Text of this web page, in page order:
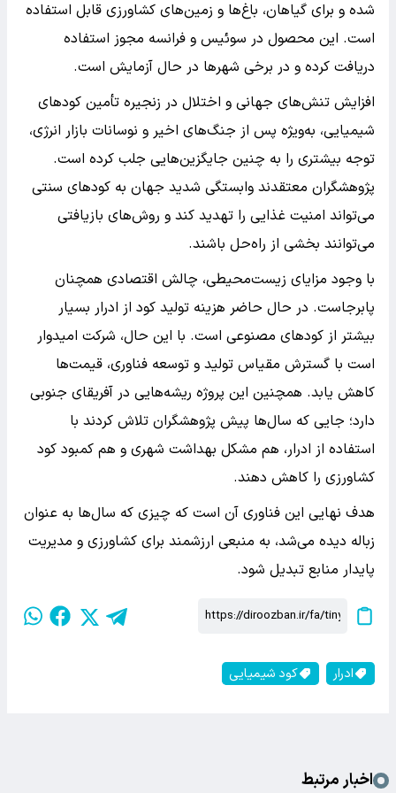
شده و برای گیاهان، باغ‌ها و زمین‌های کشاورزی قابل استفاده
است. این محصول در سوئیس و فرانسه مجوز استفاده
دریافت کرده و در برخی شهرها در حال آزمایش است.
افزایش تنش‌های جهانی و اختلال در زنجیره تأمین کودهای
شیمیایی، به‌ویژه پس از جنگ‌های اخیر و نوسانات بازار انرژی،
توجه بیشتری را به چنین جایگزین‌هایی جلب کرده است.
پژوهشگران معتقدند وابستگی شدید جهان به کودهای سنتی
می‌تواند امنیت غذایی را تهدید کند و روش‌های بازیافتی
می‌توانند بخشی از راه‌حل باشند.
با وجود مزایای زیست‌محیطی، چالش اقتصادی همچنان
پابرجاست. در حال حاضر هزینه تولید کود از ادرار بسیار
بیشتر از کودهای مصنوعی است. با این حال، شرکت امیدوار
است با گسترش مقیاس تولید و توسعه فناوری، قیمت‌ها
کاهش یابد. همچنین این پروژه ریشه‌هایی در آفریقای جنوبی
دارد؛ جایی که سال‌ها پیش پژوهشگران تلاش کردند با
استفاده از ادرار، هم مشکل بهداشت شهری و هم کمبود کود
کشاورزی را کاهش دهند.
هدف نهایی این فناوری آن است که چیزی که سال‌ها به عنوان
زباله دیده می‌شد، به منبعی ارزشمند برای کشاورزی و مدیریت
پایدار منابع تبدیل شود.
ادرار کود شیمیایی
اخبار مرتبط